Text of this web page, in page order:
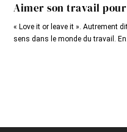
Aimer son travail
« Love it or leave it ». Autrement
sens dans le monde du travail.